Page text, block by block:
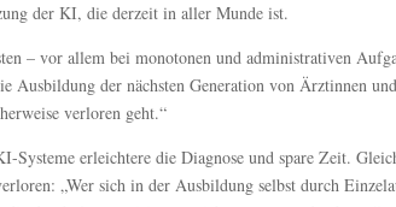
der KI, die derzeit in aller Munde ist.
– vor allem bei monotonen und administrativen
Ausbildung der nächsten Generation von Ärztinnen
verloren geht.“
erleichtere die Diagnose und spare Zeit.
„Wer sich in der Ausbildung selbst durch